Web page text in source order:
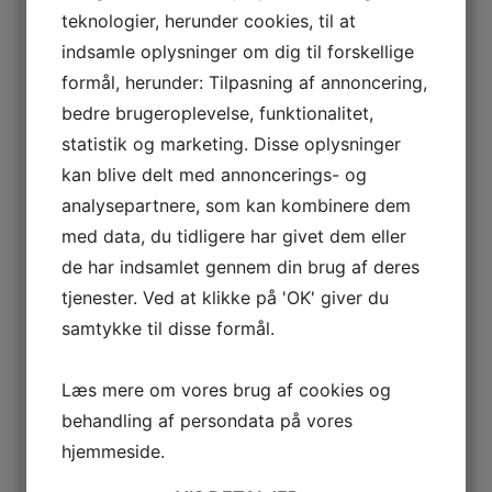
udbytte, at du underviser. Det er dem der skal være
hovedpersonerne i din undervisning. Og du er deres
ydmyge tjenende ånd! Skuffet? Det behøver du ikke
at være. Det er her det for alvor bliver sjovt – og
meningsfuldt – at undervise. Det er her hvor du
bruger dine kompetencer, så det kommer dine
deltagere til gavn. Her du skaber resultater med din
undervisning.
Det er også her, hvor du ikke hele tiden behøver at
svede angstens sved; præsterer jeg nu godt nok,
hvad hvis jeg taber tråden, kan de se at jeg er nervøs
… For fokus er rettet mod dine deltagere, og det er
Deltagerorientering
Nøglen til at få succes som underviser – og for alvor
skabe læring hos deltagerne – er at planlægge
teknologier, herunder cookies, til at
indsamle oplysninger om dig til forskellige
formål, herunder: Tilpasning af annoncering,
bedre brugeroplevelse, funktionalitet,
statistik og marketing. Disse oplysninger
kan blive delt med annoncerings- og
analysepartnere, som kan kombinere dem
med data, du tidligere har givet dem eller
de har indsamlet gennem din brug af deres
tjenester. Ved at klikke på 'OK' giver du
samtykke til disse formål.
Læs mere om vores brug af cookies og
behandling af persondata på vores
hjemmeside.